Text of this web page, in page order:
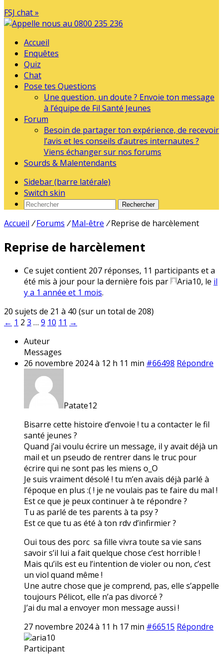
FSJ chat »
Accueil
Enquêtes
Quiz
Chat
Pose tes Questions
Une question, un doute ? Envoie ton message
à l’équipe de Fil Santé Jeunes
Forum
Besoin de partager ton expérience, de recevoir
l’avis et les conseils d’autres internautes ?
Viens échanger sur nos forums
Sourds & Malentendants
Sidebar (barre latérale)
Switch skin
Rechercher
Accueil / Forums / Mal-être / Reprise de harcèlement
Reprise de harcèlement
Ce sujet contient 207 réponses, 11 participants et a
été mis à jour pour la dernière fois par
Aria10, le il
y a 1 année et 1 mois.
20 sujets de 21 à 40 (sur un total de 208)
← 1 2 3 … 9 10 11 →
Auteur
Messages
26 novembre 2024 à 12 h 11 min #66498 Répondre
Patate12
Bisarre cette histoire d’envoie ! tu a contacter le fil
santé jeunes ?
Quand j’ai voulu écrire un message, il y avait déjà un
mail et un pseudo de rentrer dans le truc pour
écrire qui ne sont pas les miens o_O
Je suis vraiment désolé ! tu m’en avais déjà parlé à
l’époque en plus :( ! je ne voulais pas te faire du mal !
Est ce que je peux continuer à te répondre ?
Tu as parlé de tes parents à ta psy ?
Est ce que tu as été à ton rdv d’infirmier ?
Oui tous des porc sa fille vivra toute sa vie sans
savoir s’il lui a fait quelque chose c’est horrible !
Mais qu’ils est eu l’intention de violer ou non, c’est
un viol quand même !
Une autre chose que je comprend, pas, elle s’appelle
toujours Pélicot, elle n’a pas divorcé ?
J’ai du mal a envoyer mon message aussi !
27 novembre 2024 à 11 h 17 min #66515 Répondre
aria10
Participant